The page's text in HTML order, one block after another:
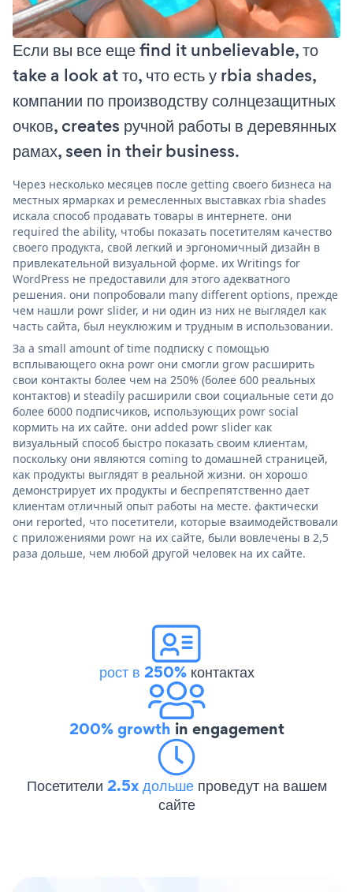
Если вы все еще find it unbelievable, то
take a look at то, что есть у rbia shades,
компании по производству солнцезащитных
очков, creates ручной работы в деревянных
рамах, seen in their business.
Через несколько месяцев после getting своего бизнеса на
местных ярмарках и ремесленных выставках rbia shades
искала способ продавать товары в интернете. они
required the ability, чтобы показать посетителям качество
своего продукта, свой легкий и эргономичный дизайн в
привлекательной визуальной форме. их Writings for
WordPress не предоставили для этого адекватного
решения. они попробовали many different options, прежде
чем нашли powr slider, и ни один из них не выглядел как
часть сайта, был неуклюжим и трудным в использовании.
За a small amount of time подписку с помощью
всплывающего окна powr они смогли grow расширить
свои контакты более чем на 250% (более 600 реальных
контактов) и steadily расширили свои социальные сети до
более 6000 подписчиков, использующих powr social
кормить на их сайте. они added powr slider как
визуальный способ быстро показать своим клиентам,
поскольку они являются coming to домашней страницей,
как продукты выглядят в реальной жизни. он хорошо
демонстрирует их продукты и беспрепятственно дает
клиентам отличный опыт работы на месте. фактически
они reported, что посетители, которые взаимодействовали
с приложениями powr на их сайте, были вовлечены в 2,5
раза дольше, чем любой другой человек на их сайте.
рост в 250%контактах
200% growth in engagement
Посетители 2.5x дольше проведут на вашем
сайте